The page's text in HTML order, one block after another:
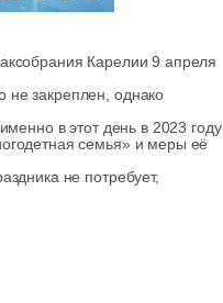
Карелии 9 апреля
закреплен, однако
в этот день в 2023 году
семья» и меры её
не потребует,